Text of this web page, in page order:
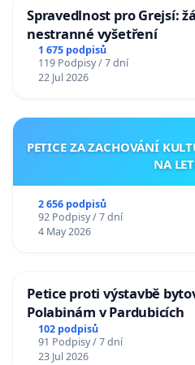
Spravedlnost pro Grejsí:
nestranné vyšetření
1 675 podpisů
119 Podpisy / 7 dní
22 Jul 2026
PETICE ZA ZACHOVÁNÍ
NA
2 656 podpisů
92 Podpisy / 7 dní
4 May 2026
Petice proti výstavbě
Polabinám v Pardubicích
102 podpisů
91 Podpisy / 7 dní
23 Jul 2026